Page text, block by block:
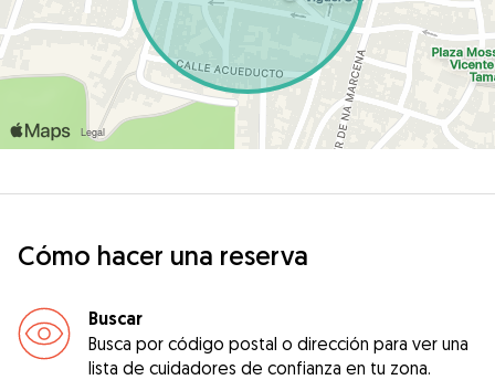
Cómo hacer una reserva
Buscar
Busca por código postal o dirección para ver una
lista de cuidadores de confianza en tu zona.